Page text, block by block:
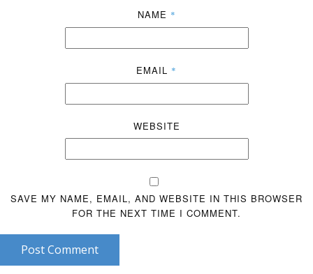
NAME *
EMAIL *
WEBSITE
SAVE MY NAME, EMAIL, AND WEBSITE IN THIS BROWSER
FOR THE NEXT TIME I COMMENT.
Post Comment